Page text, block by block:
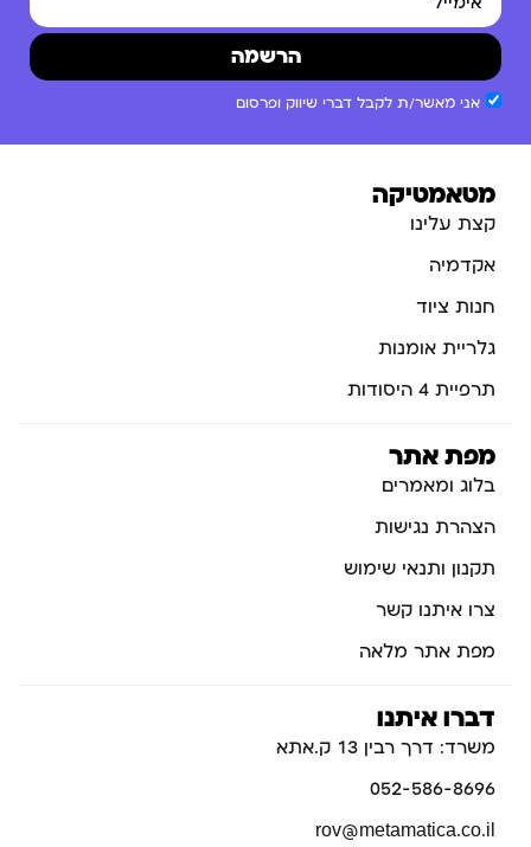
אני מאשר/ת לקבל דברי שיווק ופרסום
הרשמה
מטאמטיקה
קצת עלינו
אקדמיה
חנות ציוד
גלריית אומנות
תרפיית 4 היסודות
מפת אתר
בלוג ומאמרים
הצהרת נגישות
תקנון ותנאי שימוש
צרו איתנו קשר
מפת אתר מלאה
דברו איתנו
משרד: דרך רבין 13 ק.אתא
052-586-8696
rov@metamatica.co.il